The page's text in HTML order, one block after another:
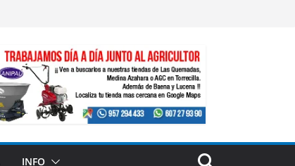
INFO